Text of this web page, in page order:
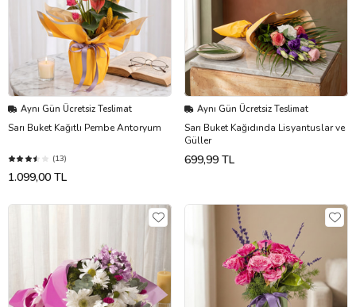
Aynı Gün Ücretsiz Teslimat
Sarı Buket Kağıtlı Pembe Antoryum
(13)
1.099,00 TL
Aynı Gün Ücretsiz Teslimat
Sarı Buket Kağıdında Lisyantuslar ve
Güller
699,99 TL